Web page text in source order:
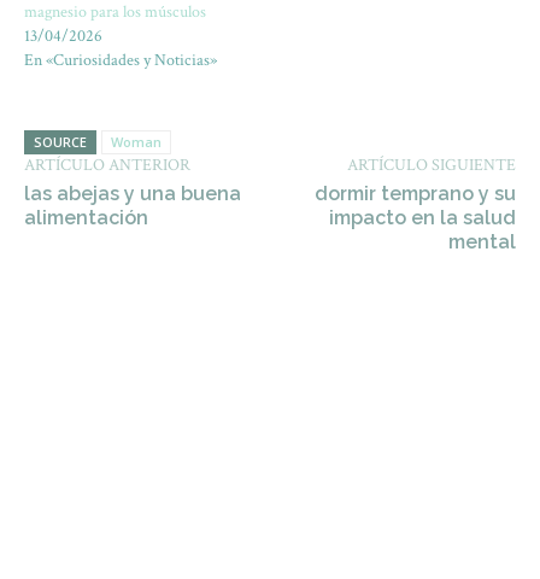
magnesio para los músculos
13/04/2026
En «Curiosidades y Noticias»
SOURCE Woman
ARTÍCULO ANTERIOR
las abejas y una buena
alimentación
ARTÍCULO SIGUIENTE
dormir temprano y su
impacto en la salud
mental